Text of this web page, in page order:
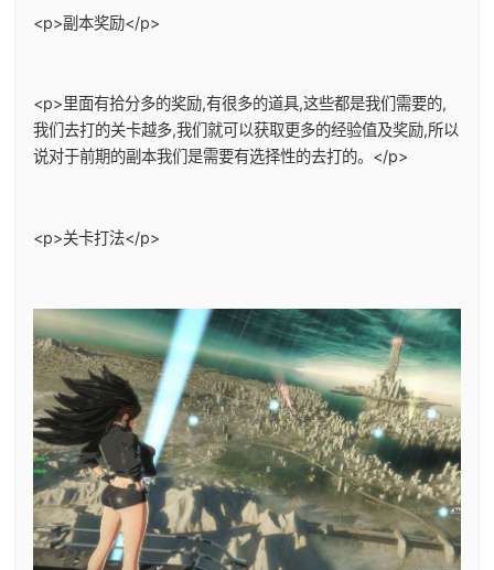
<p>副本奖励</p>
<p>里面有拾分多的奖励,有很多的道具,这些都是我们需要的,
我们去打的关卡越多,我们就可以获取更多的经验值及奖励,所以
说对于前期的副本我们是需要有选择性的去打的。</p>
<p>关卡打法</p>